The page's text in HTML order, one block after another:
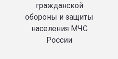
гражданской
обороны и защиты
населения МЧС
России